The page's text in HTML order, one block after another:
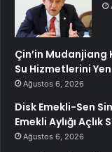
Çin’in Mudanjiang
Su Hizmetlerini
Ağustos 6, 2026
Disk Emekli-Sen
Emekli Aylığı Açlık
Ağustos 6, 2026